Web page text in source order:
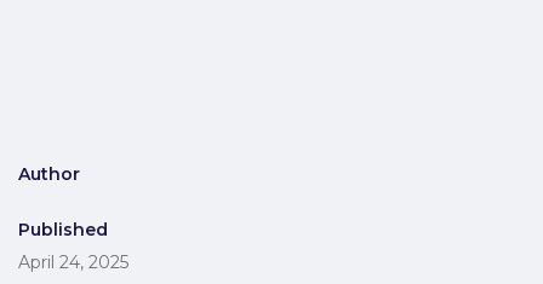
Author
Published
April 24, 2025